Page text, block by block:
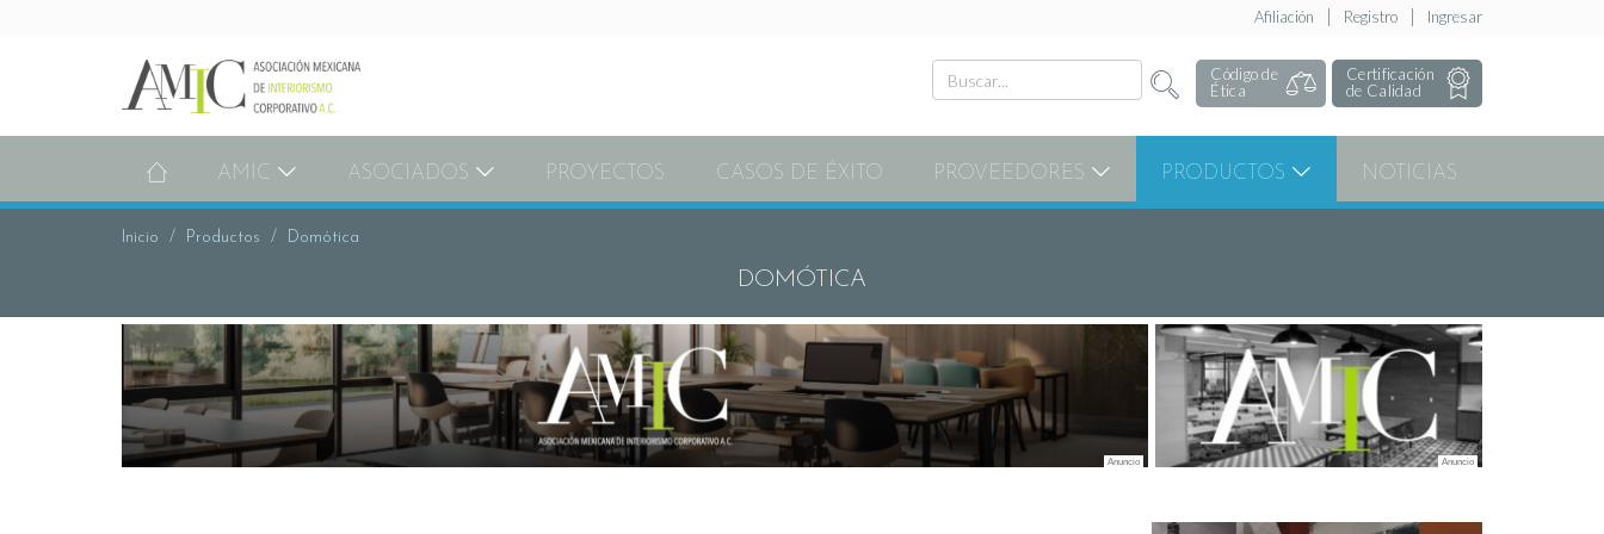
Ingresar
Registro
Afiliación
Código de
Ética
Certificación
de Calidad
AMIC ASOCIADOS PROYECTOS CASOS DE ÉXITO PROVEEDORES PRODUCTOS NOTICIAS
Inicio Productos Domótica
DOMÓTICA